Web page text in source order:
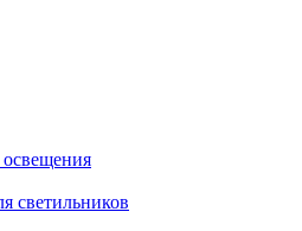
светильников